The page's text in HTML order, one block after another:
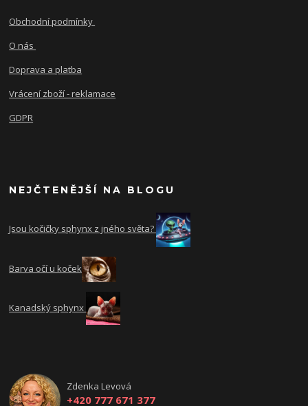
Obchodní podmínky
O nás
Doprava a platba
Vrácení zboží - reklamace
GDPR
NEJČTENĚJŠÍ NA BLOGU
Jsou kočičky sphynx z jného světa?
Barva očí u koček
Kanadský sphynx
Zdenka Levová
+420 777 671 377